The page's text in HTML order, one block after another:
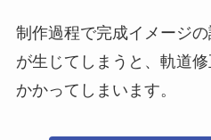
制作過程で完成イメージ
が生じてしまうと、軌道
かかってしまいます。